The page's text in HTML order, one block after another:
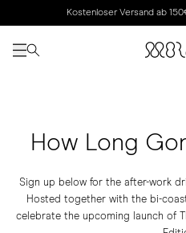
Kostenloser Versand ab
How Long
Sign up below for the after-work
Hosted together with the bi-
celebrate the upcoming launch of